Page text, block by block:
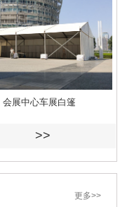
会展中心车展白篷
>>
更多>>